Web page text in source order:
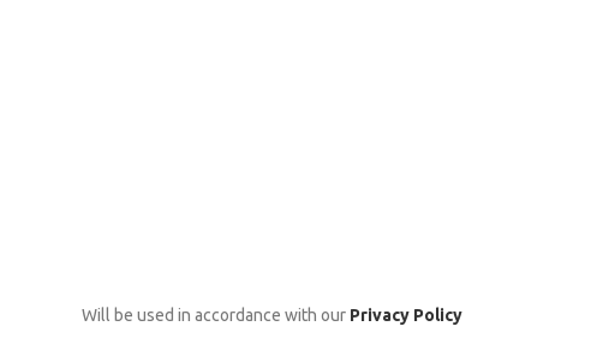
Will be used in accordance with our Privacy Policy